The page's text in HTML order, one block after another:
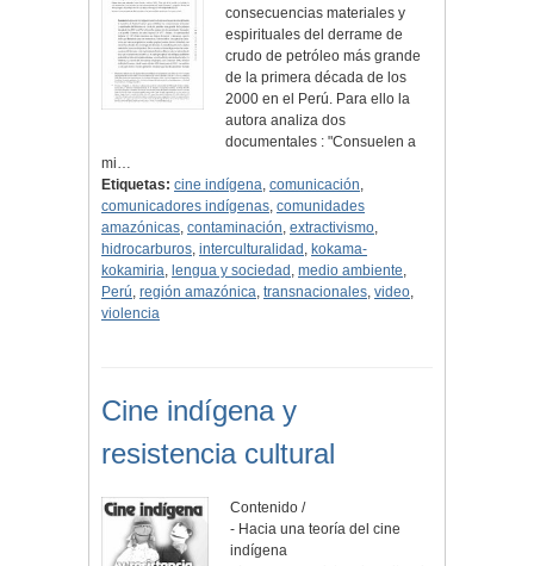
consecuencias materiales y
espirituales del derrame de
crudo de petróleo más grande
de la primera década de los
2000 en el Perú. Para ello la
autora analiza dos
documentales : "Consuelen a
mi…
Etiquetas: cine indígena, comunicación,
comunicadores indígenas, comunidades
amazónicas, contaminación, extractivismo,
hidrocarburos, interculturalidad , kokama-
kokamiria, lengua y sociedad , medio ambiente,
Perú, región amazónica, transnacionales, video,
violencia
Cine indígena y
resistencia cultural
Contenido /
- Hacia una teoría del cine
indígena